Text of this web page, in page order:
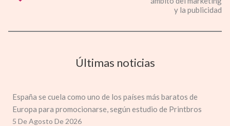
y la publicidad
Últimas noticias
España se cuela como uno de los países más baratos de
Europa para promocionarse, según estudio de Printbros
5 De Agosto De 2026